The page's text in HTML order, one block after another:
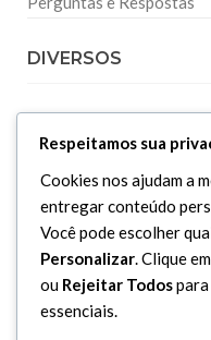
DIVERSOS
Dicionário Islâmico
Downloads
Respeitamos sua
Cookies nos ajudam a
entregar conteúdo
Você pode escolher
Personalizar. Clique em
ou Rejeitar Todos
essenciais.